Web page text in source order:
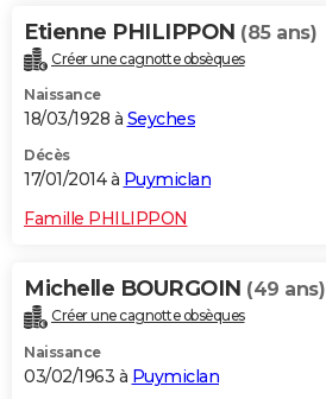
Etienne PHILIPPON (85 ans)
Créer une cagnotte obsèques
Naissance
18/03/1928 à Seyches
Décès
17/01/2014 à Puymiclan
Famille PHILIPPON
Michelle BOURGOIN (49 ans)
Créer une cagnotte obsèques
Naissance
03/02/1963 à Puymiclan